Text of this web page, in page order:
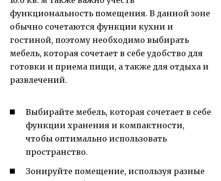
функциональность помещения. В данной зоне
обычно сочетаются функции кухни и
гостиной, поэтому необходимо выбирать
мебель, которая сочетает в себе удобство для
готовки и приема пищи, а также для отдыха и
развлечений.
Выбирайте мебель, которая сочетает в себе
функции хранения и компактности,
чтобы оптимально использовать
пространство.
Зонируйте помещение, используя разные